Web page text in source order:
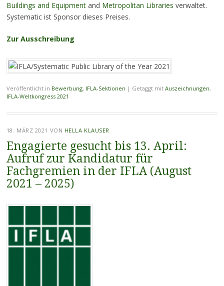
Buildings and Equipmentand Metropolitan Libraries verwaltet.
Systematic ist Sponsor dieses Preises.
Zur Ausschreibung
Veröffentlicht in Bewerbung, IFLA-Sektionen | Getaggt mit Auszeichnungen,
IFLA-Weltkongress 2021
18. MÄRZ 2021 VON HELLA KLAUSER
Engagierte gesucht bis 13. April:
Aufruf zur Kandidatur für
Fachgremien in der IFLA (August
2021 – 2025)